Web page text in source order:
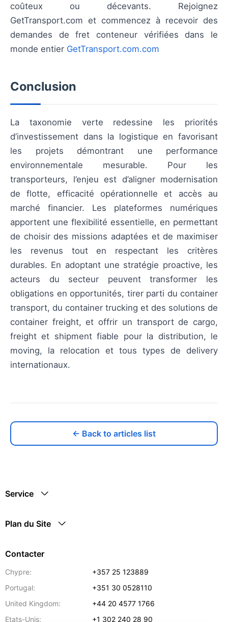
coûteux ou décevants. Rejoignez
GetTransport.com et commencez à recevoir des
demandes de fret conteneur vérifiées dans le
monde entier GetTransport.com.com
Conclusion
La taxonomie verte redessine les priorités
d’investissement dans la logistique en favorisant
les projets démontrant une performance
environnementale mesurable. Pour les
transporteurs, l’enjeu est d’aligner modernisation
de flotte, efficacité opérationnelle et accès au
marché financier. Les plateformes numériques
apportent une flexibilité essentielle, en permettant
de choisir des missions adaptées et de maximiser
les revenus tout en respectant les critères
durables. En adoptant une stratégie proactive, les
acteurs du secteur peuvent transformer les
obligations en opportunités, tirer parti du container
transport, du container trucking et des solutions de
container freight, et offrir un transport de cargo,
freight et shipment fiable pour la distribution, le
moving, la relocation et tous types de delivery
internationaux.
← Back to articles list
Service
Plan du Site
Contacter
Chypre:
+357 25 123889
Portugal:
+351 30 0528110
United Kingdom:
+44 20 4577 1766
Etats-Unis:
+1 302 240 28 90